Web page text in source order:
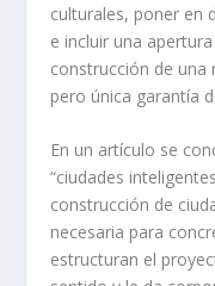
culturales, poner en
e incluir una
construcción de una
pero única garantía
En un artículo se
“ciudades
construcción de
necesaria para
estructuran el